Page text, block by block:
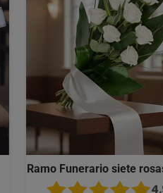
Ramo Funerario siete